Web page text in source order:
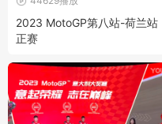
2023 MotoGP第八站-荷兰站
正赛